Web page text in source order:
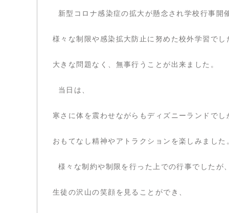
新型コロナ感染症の拡大が懸念され学校行事開
様々な制限や感染拡大防止に努めた校外学習でし
大きな問題なく、無事行うことが出来ました。
当日は、
寒さに体を震わせながらもディズニーランドでし
おもてなし精神やアトラクションを楽しみました
様々な制約や制限を行った上での行事でしたが、
生徒の沢山の笑顔を見ることができ、